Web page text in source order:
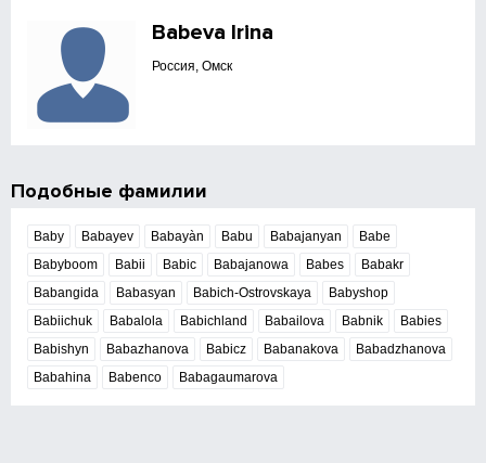
Babeva Irina
Россия, Омск
Подобные фамилии
Baby Babayev Babayàn Babu Babajanyan
Babe
Babyboom
Babii Babic Babajanowa Babes
Babakr
Babangida
Babasyan Babich-Ostrovskaya
Babyshop
Babiichuk
Babalola Babichland Babailova Babnik
Babies
Babishyn
Babazhanova Babicz Babanakova
Babadzhanova
Babahina
Babenco Babagaumarova